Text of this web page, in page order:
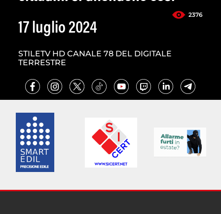
2376
17 luglio 2024
STILETV HD CANALE 78 DEL DIGITALE
TERRESTRE